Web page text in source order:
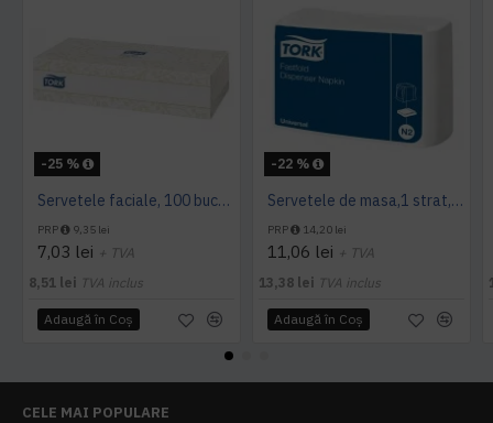
-25 %
Servetele faciale, 100 bucati / pachet, Tork
PRP 9,35 lei
7,03 lei + TVA
8,51 lei TVA inclus
Adaugă în Coş
-22 %
Servetele de masa,1 strat, Tork, 300 buc/pachet
PRP 14,20 lei
11,06 lei + TVA
13,38 lei TVA inclus
Adaugă în Coş
CELE MAI POPULARE